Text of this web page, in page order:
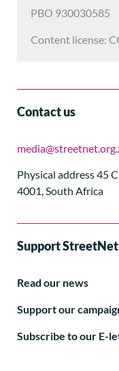
PBO 930030585
Content license:
Contact us
Physical address 45
4001, South Africa
Support StreetNet
Read our news
Support our
Subscribe to our E-